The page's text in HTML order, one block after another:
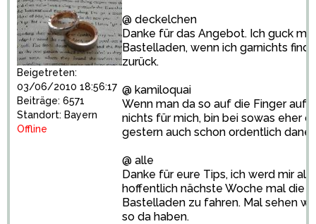
Beigetreten:
03/06/2010 18:56:17
Beiträge: 6571
Standort: Bayern
Offline
@ deckelchen
Danke für das Angebot. Ich guck
Bastelladen, wenn ich garnichts
zurück.
@ kamiloquai
Wenn man da so auf die Finger
nichts für mich, bin bei sowas eher
gestern auch schon ordentlich
@ alle
Danke für eure Tips, ich werd mir
hoffentlich nächste Woche mal die
Bastelladen zu fahren. Mal sehen
so da haben.